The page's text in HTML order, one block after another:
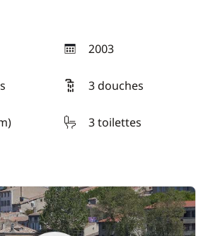
2003
année
3 douches
3 toilettes